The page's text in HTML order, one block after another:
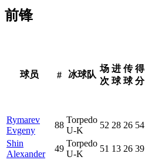
前锋
球员 # 冰球队
场
次
进
球
传
球
得
分
Rymarev
Evgeny
88
Torpedo
U-K
52 28 26 54
Shin
Alexander
49
Torpedo
U-K
51 13 26 39